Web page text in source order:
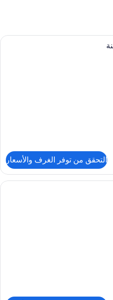
عناصر مجانية داخل الميني بار وخزنة
التحقق من توفر الغرف والأسعار
عناصر مجانية داخل الميني بار وخزنة